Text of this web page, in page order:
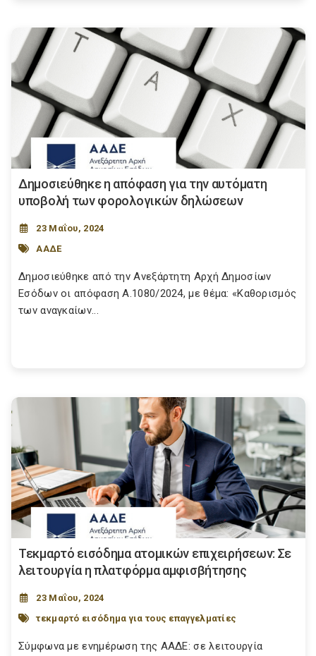
Δημοσιεύθηκε η απόφαση για την αυτόματη
υποβολή των φορολογικών δηλώσεων
23 Μαΐου, 2024
ΑΑΔΕ
Δημοσιεύθηκε από την Ανεξάρτητη Αρχή Δημοσίων
Εσόδων οι απόφαση Α.1080/2024, με θέμα: «Καθορισμός
των αναγκαίων...
Τεκμαρτό εισόδημα ατομικών επιχειρήσεων: Σε
λειτουργία η πλατφόρμα αμφισβήτησης
23 Μαΐου, 2024
τεκμαρτό εισόδημα για τους επαγγελματίες
Σύμφωνα με ενημέρωση της ΑΑΔΕ: σε λειτουργία